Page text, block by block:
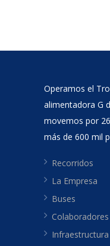
Operamos el
alimentadora G
movemos por
más de 600 mil
Recorridos
La Empresa
Buses
Colaboradores
Infraestructura